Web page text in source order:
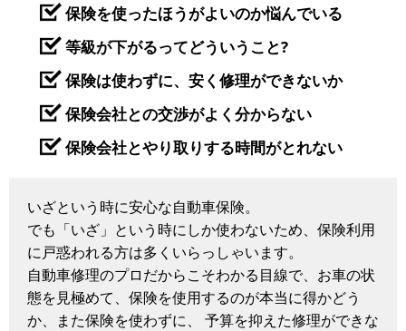
保険を使ったほうがよいのか悩んでいる
等級が下がるってどういうこと?
保険は使わずに、安く修理ができないか
保険会社との交渉がよく分からない
保険会社とやり取りする時間がとれない
いざという時に安心な自動車保険。
でも「いざ」という時にしか使わないため、保険利用
に戸惑われる方は多くいらっしゃいます。
自動車修理のプロだからこそわかる目線で、お車の状
態を見極めて、保険を使用するのが本当に得かどう
か、また保険を使わずに、 予算を抑えた修理ができな